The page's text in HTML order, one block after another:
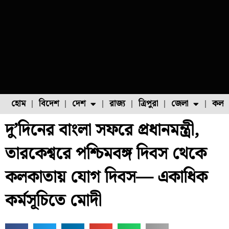
হোম বিদেশ দেশ
ফুল চাষ ফল চাষ মাছ চাষ
রাজ্য ত্রিপুরা জেলা
উত্তর ২৪ পরগনা
দু’দিনের বাংলা সফরে প্রধানমন্ত্রী,
তারকেশ্বরে পশ্চিমবঙ্গ দিবস থেকে
কলকাতায় যোগ দিবস— একাধিক
কর্মসূচিতে মোদী